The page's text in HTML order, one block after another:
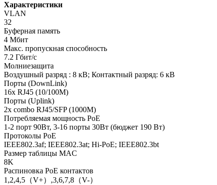
Характеристики
VLAN
32
Буферная память
4 Мбит
Макс. пропускная способность
7.2 Гбит/с
Молниезащита
Воздушный разряд : 8 кВ; Контактный разряд: 6 кВ
Порты (DownLink)
16x RJ45 (10/100M)
Порты (Uplink)
2x combo RJ45/SFP (1000M)
Потребляемая мощность PoE
1-2 порт 90Вт, 3-16 порты 30Вт (бюджет 190 Вт)
Протоколы PoE
IEEE802.3af; IEEE802.3at; Hi-PoE; IEEE802.3bt
Размер таблицы MAC
8K
Распиновка PoE контактов
1,2,4,5（V+）,3,6,7,8（V-）